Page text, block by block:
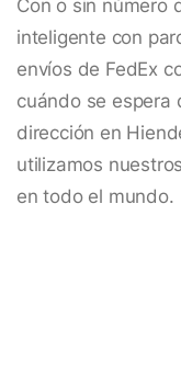
Con o sin número
inteligente con
envíos de FedEx
cuándo se espera
dirección en
utilizamos
en todo el mundo.